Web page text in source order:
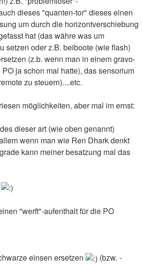
dieses "quanten-tor" dieses einen
um durch die horizontverschiebung
hat (das währe was um
setzen oder z.B. beiboote (wie flash)
(z.b. wenn man in einem gravo-
ja schon mal hatte), das sensorium
zu steuern)....etc.
möglichkeiten, aber mal im ernst:
dieser art (wie oben genannt)
wenn man wie Ren Dhark denkt
kann meiner besatzung mal das
"werft"-aufenthalt für die PO
einsen ersetzen
(bzw. -